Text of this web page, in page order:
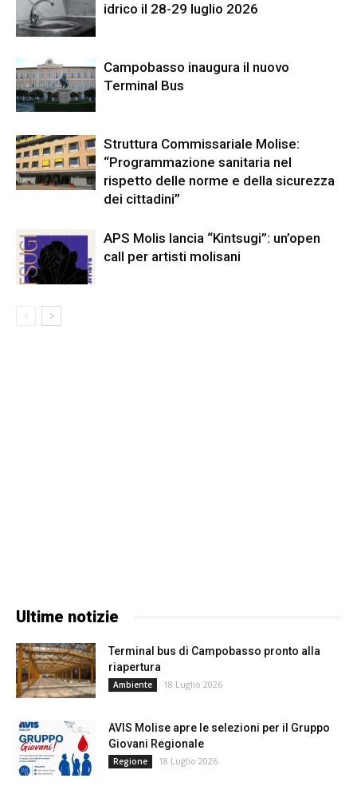
idrico il 28-29 luglio 2026
Campobasso inaugura il nuovo
Terminal Bus
Struttura Commissariale Molise:
“Programmazione sanitaria nel
rispetto delle norme e della sicurezza
dei cittadini”
APS Molis lancia “Kintsugi”: un’open
call per artisti molisani
Ultime notizie
Terminal bus di Campobasso pronto alla
riapertura
Ambiente 18 Luglio 2026
AVIS Molise apre le selezioni per il Gruppo
Giovani Regionale
Regione 18 Luglio 2026